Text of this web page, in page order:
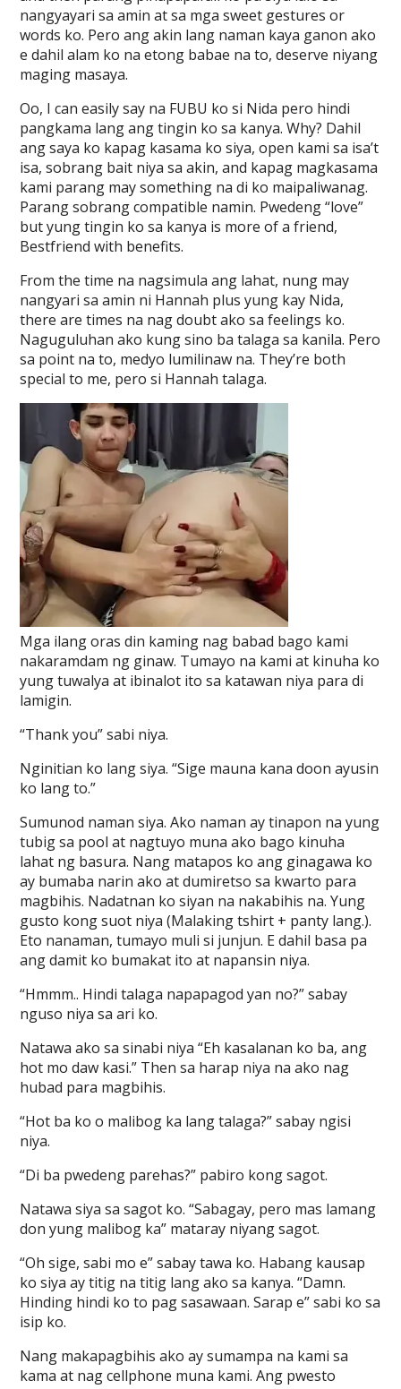
nangyayari sa amin at sa mga sweet gestures or
words ko. Pero ang akin lang naman kaya ganon ako
e dahil alam ko na etong babae na to, deserve niyang
maging masaya.
Oo, I can easily say na FUBU ko si Nida pero hindi
pangkama lang ang tingin ko sa kanya. Why? Dahil
ang saya ko kapag kasama ko siya, open kami sa isa’t
isa, sobrang bait niya sa akin, and kapag magkasama
kami parang may something na di ko maipaliwanag.
Parang sobrang compatible namin. Pwedeng “love”
but yung tingin ko sa kanya is more of a friend,
Bestfriend with benefits.
From the time na nagsimula ang lahat, nung may
nangyari sa amin ni Hannah plus yung kay Nida,
there are times na nag doubt ako sa feelings ko.
Naguguluhan ako kung sino ba talaga sa kanila. Pero
sa point na to, medyo lumilinaw na. They’re both
special to me, pero si Hannah talaga.
Mga ilang oras din kaming nag babad bago kami
nakaramdam ng ginaw. Tumayo na kami at kinuha ko
yung tuwalya at ibinalot ito sa katawan niya para di
lamigin.
“Thank you” sabi niya.
Nginitian ko lang siya. “Sige mauna kana doon ayusin
ko lang to.”
Sumunod naman siya. Ako naman ay tinapon na yung
tubig sa pool at nagtuyo muna ako bago kinuha
lahat ng basura. Nang matapos ko ang ginagawa ko
ay bumaba narin ako at dumiretso sa kwarto para
magbihis. Nadatnan ko siyan na nakabihis na. Yung
gusto kong suot niya (Malaking tshirt + panty lang.).
Eto nanaman, tumayo muli si junjun. E dahil basa pa
ang damit ko bumakat ito at napansin niya.
“Hmmm.. Hindi talaga napapagod yan no?” sabay
nguso niya sa ari ko.
Natawa ako sa sinabi niya “Eh kasalanan ko ba, ang
hot mo daw kasi.” Then sa harap niya na ako nag
hubad para magbihis.
“Hot ba ko o malibog ka lang talaga?” sabay ngisi
niya.
“Di ba pwedeng parehas?” pabiro kong sagot.
Natawa siya sa sagot ko. “Sabagay, pero mas lamang
don yung malibog ka” mataray niyang sagot.
“Oh sige, sabi mo e” sabay tawa ko. Habang kausap
ko siya ay titig na titig lang ako sa kanya. “Damn.
Hinding hindi ko to pag sasawaan. Sarap e” sabi ko sa
isip ko.
Nang makapagbihis ako ay sumampa na kami sa
kama at nag cellphone muna kami. Ang pwesto